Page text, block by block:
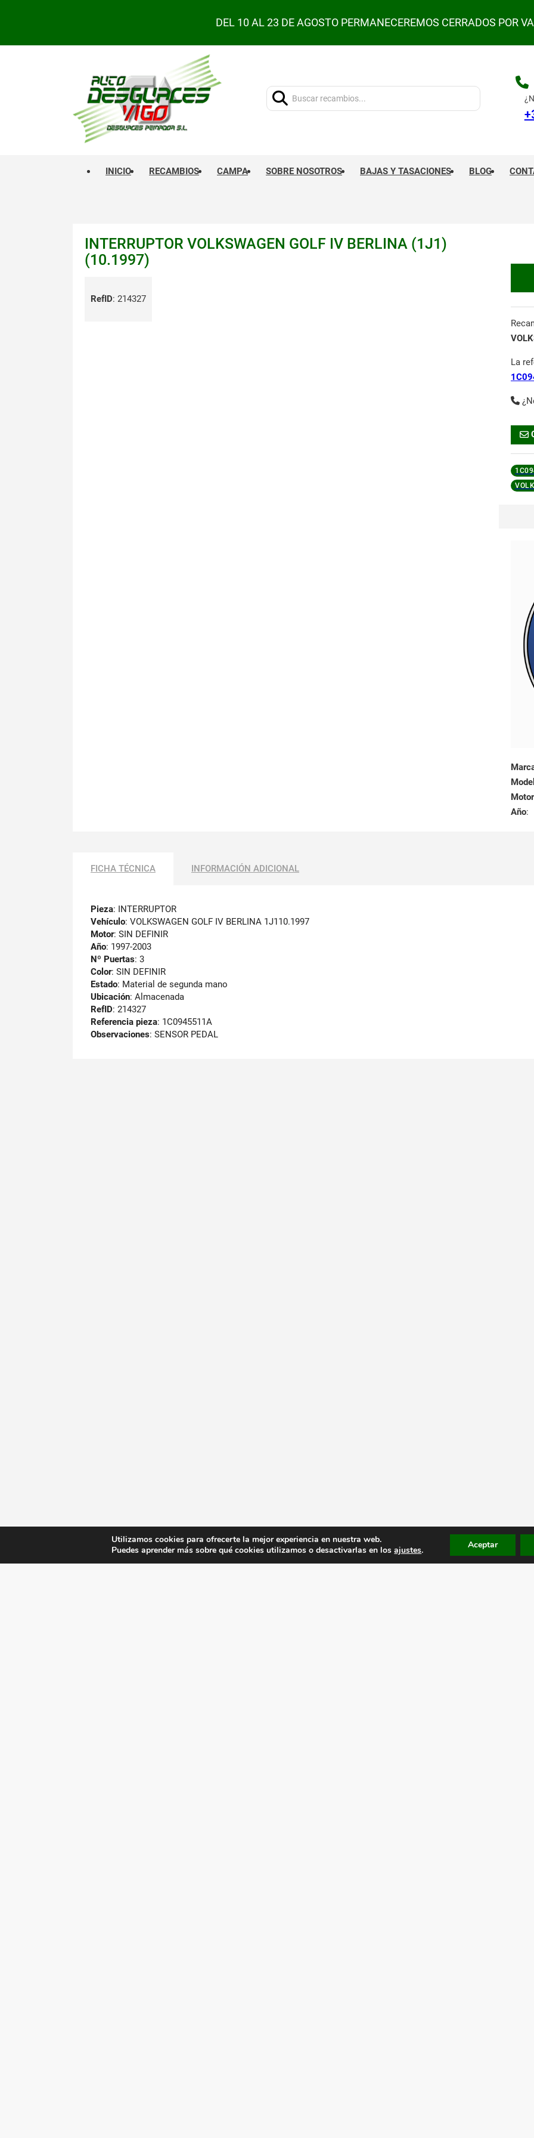
DEL 10 AL 23 DE AGOSTO PERMANECEREMOS CERRADOS POR
Buscar:
INICIO RECAMBIOS CAMPA SOBRE NOSOTROS BAJAS Y TASACIONES BLOG
INTERRUPTOR VOLKSWAGEN GOLF IV BERLINA (1J1)
(10.1997)
RefID: 214327
La
Motor
Año:
FICHA TÉCNICA INFORMACIÓN ADICIONAL
Pieza: INTERRUPTOR
Vehículo: VOLKSWAGEN GOLF IV BERLINA 1J110.1997
Motor: SIN DEFINIR
Año: 1997-2003
Nº Puertas: 3
Color: SIN DEFINIR
Estado: Material de segunda mano
Ubicación: Almacenada
RefID: 214327
Referencia pieza: 1C0945511A
Observaciones: SENSOR PEDAL
Utilizamos cookies para ofrecerte la mejor experiencia en nuestra web.
Puedes aprender más sobre qué cookies utilizamos o desactivarlas en losajustes. Aceptar